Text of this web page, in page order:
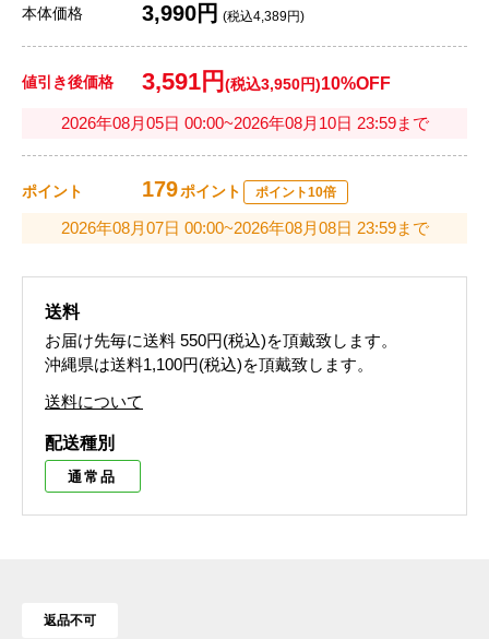
本体価格 3,990円 (税込4,389円)
値引き後価格 3,591円 (税込3,950円)10%OFF
2026年08月05日 00:00~2026年08月10日 23:59まで
ポイント 179ポイント ポイント10倍
2026年08月07日 00:00~2026年08月08日 23:59まで
送料
お届け先毎に送料 550円(税込)を頂戴致します。
沖縄県は送料1,100円(税込)を頂戴致します。
送料について
配送種別
通常品
返品不可